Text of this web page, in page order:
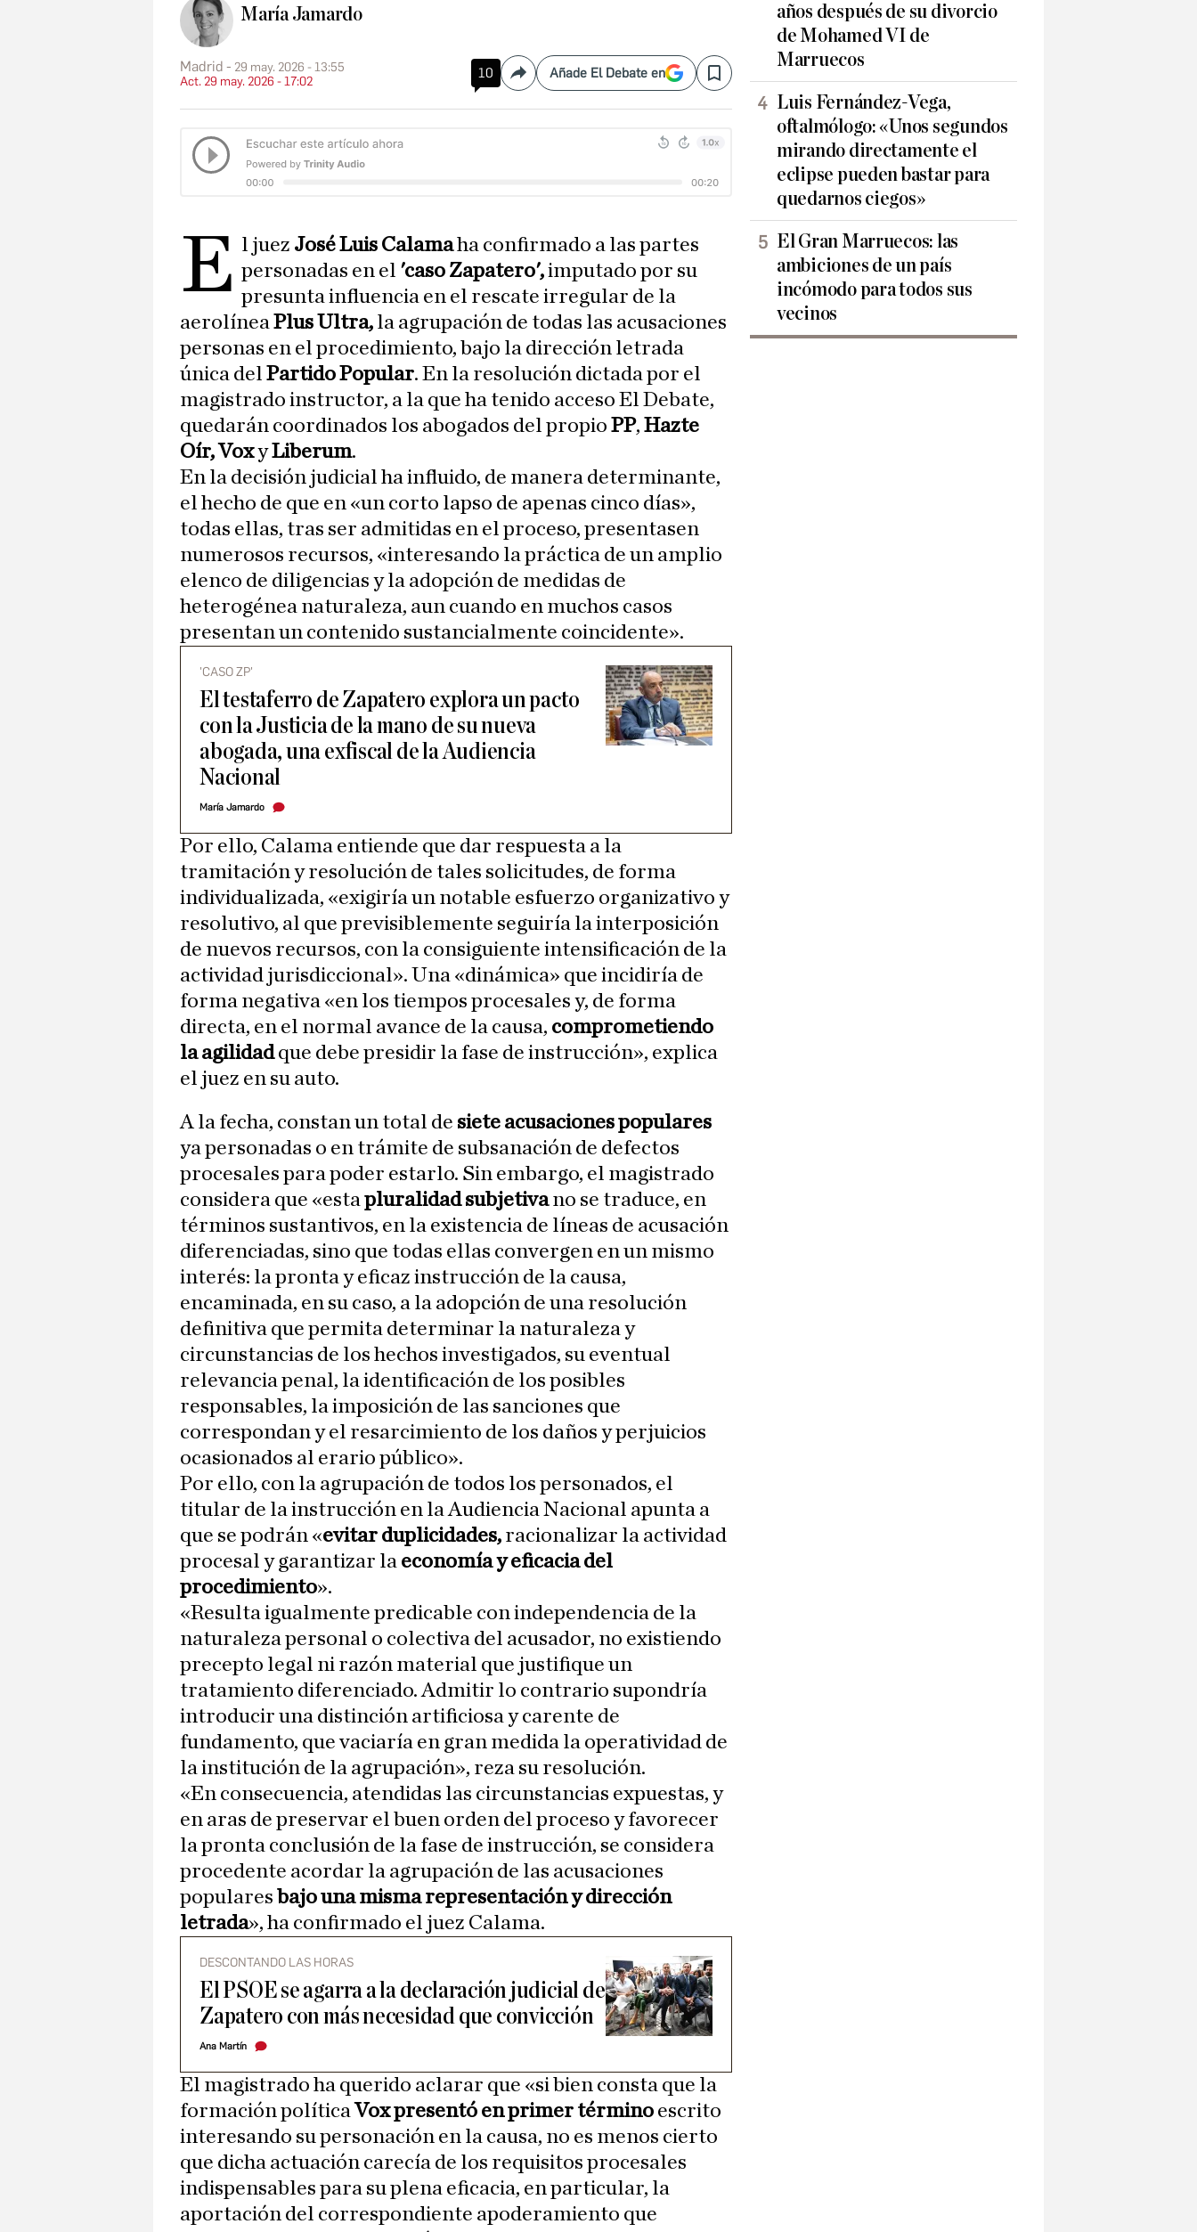
María Jamardo
Madrid
29 may. 2026 - 13:55
Act. 29 may. 2026 - 17:02
10 CompartirAñade El Debate en Save
E l juez José Luis Calamaha confirmado a las partes
personadas en el 'caso Zapatero',imputado por su
presunta influencia en el rescate irregular de la
aerolíneaPlus Ultra, la agrupación de todas las acusaciones
personas en el procedimiento, bajo la dirección letrada
única del Partido Popular. En la resolución dictada por el
magistrado instructor, a la que ha tenido acceso El Debate,
quedarán coordinados los abogados del propio PP, Hazte
Oír, VoxyLiberum.
En la decisión judicial ha influido, de manera determinante,
el hecho de que en «un corto lapso de apenas cinco días»,
todas ellas, tras ser admitidas en el proceso, presentasen
numerosos recursos, «interesando la práctica de un amplio
elenco de diligencias y la adopción de medidas de
heterogénea naturaleza, aun cuando en muchos casos
presentan un contenido sustancialmente coincidente».
'CASO ZP'
El testaferro de Zapatero explora un pacto
con la Justicia de la mano de su nueva
abogada, una exfiscal de la Audiencia
Nacional
María Jamardo
Por ello, Calama entiende que dar respuesta a la
tramitación y resolución de tales solicitudes, de forma
individualizada, «exigiría un notable esfuerzo organizativo y
resolutivo, al que previsiblemente seguiría la interposición
de nuevos recursos, con la consiguiente intensificación de la
actividad jurisdiccional». Una «dinámica» que incidiría de
forma negativa «en los tiempos procesales y, de forma
directa, en el normal avance de la causa, comprometiendo
la agilidadque debe presidir la fase de instrucción», explica
el juez en su auto.
A la fecha, constan un total de siete acusaciones populares
ya personadas o en trámite de subsanación de defectos
procesales para poder estarlo. Sin embargo, el magistrado
considera que «estapluralidad subjetivano se traduce, en
términos sustantivos, en la existencia de líneas de acusación
diferenciadas, sino que todas ellas convergen en un mismo
interés: la pronta y eficaz instrucción de la causa,
encaminada, en su caso, a la adopción de una resolución
definitiva que permita determinar la naturaleza y
circunstancias de los hechos investigados, su eventual
relevancia penal, la identificación de los posibles
responsables, la imposición de las sanciones que
correspondan y el resarcimiento de los daños y perjuicios
ocasionados al erario público».
Por ello, con la agrupación de todos los personados, el
titular de la instrucción en la Audiencia Nacional apunta a
que se podrán «evitar duplicidades, racionalizar la actividad
procesal y garantizar la economía y eficacia del
procedimiento».
«Resulta igualmente predicable con independencia de la
naturaleza personal o colectiva del acusador, no existiendo
precepto legal ni razón material que justifique un
tratamiento diferenciado. Admitir lo contrario supondría
introducir una distinción artificiosa y carente de
fundamento, que vaciaría en gran medida la operatividad de
la institución de la agrupación», reza su resolución.
«En consecuencia, atendidas las circunstancias expuestas, y
en aras de preservar el buen orden del proceso y favorecer
la pronta conclusión de la fase de instrucción, se considera
procedente acordar la agrupación de las acusaciones
populares bajo una misma representación y dirección
letrada», ha confirmado el juez Calama.
DESCONTANDO LAS HORAS
El PSOE se agarra a la declaración judicial de
Zapatero con más necesidad que convicción
Ana Martín
El magistrado ha querido aclarar que «si bien consta que la
formación políticaVox presentó en primer término escrito
interesando su personación en la causa, no es menos cierto
que dicha actuación carecía de los requisitos procesales
indispensables para su plena eficacia, en particular, la
aportación del correspondiente apoderamiento que
años después de su divorcio
de Mohamed VI de
Marruecos
Luis Fernández-Vega,
oftalmólogo: «Unos segundos
mirando directamente el
eclipse pueden bastar para
quedarnos ciegos»
El Gran Marruecos: las
ambiciones de un país
incómodo para todos sus
vecinos